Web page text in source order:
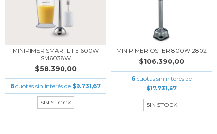
MINIPIMER SMARTLIFE 600W
SM6038W
$58.390,00
6 cuotas sin interés de $9.731,67
SIN STOCK
MINIPIMER OSTER 800W 2802
$106.390,00
6 cuotas sin interés de
$17.731,67
SIN STOCK